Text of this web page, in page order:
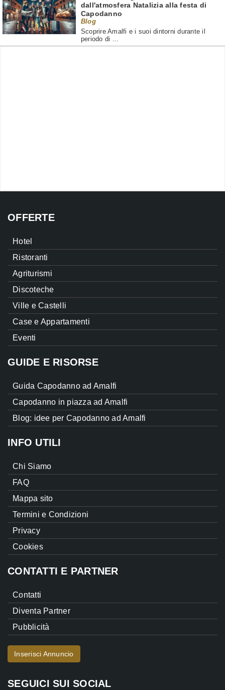
dall'atmosfera Natalizia alla festa di
Capodanno
Blog
Scoprire Amalfi e i suoi dintorni durante il
periodo di ...
OFFERTE
Hotel
Ristoranti
Agriturismi
Discoteche
Ville e Castelli
Case e Appartamenti
Eventi
GUIDE E RISORSE
Guida Capodanno ad Amalfi
Capodanno in piazza ad Amalfi
Blog: idee per Capodanno ad Amalfi
INFO UTILI
Chi Siamo
FAQ
Mappa sito
Termini e Condizioni
Privacy
Cookies
CONTATTI E PARTNER
Contatti
Diventa Partner
Pubblicità
Inserisci Annuncio
SEGUICI SUI SOCIAL